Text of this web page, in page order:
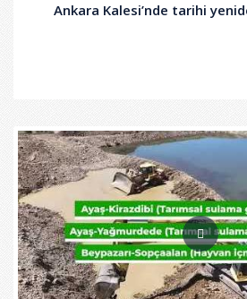
Ankara Kalesi’nde tarihi